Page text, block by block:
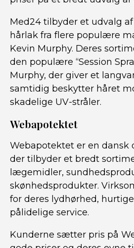
Med24 tilbyder et udvalg
hårlak fra flere populære
Kevin Murphy. Deres
den populære “Session
Murphy, der giver et
samtidig beskytter håret
skadelige UV-stråler.
Webapotektet
Webapotektet er en dansk
der tilbyder et bredt
lægemidler,
skønhedsprodukter.
for deres lydhørhed,
pålidelige service.
Kunderne sætter pris på